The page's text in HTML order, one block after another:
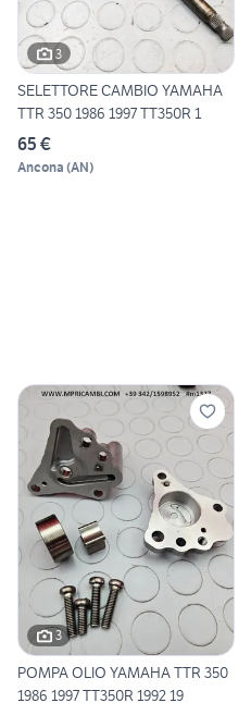
3
SELETTORE CAMBIO YAMAHA
TTR 350 1986 1997 TT350R 1
65 €
Ancona (AN)
3
POMPA OLIO YAMAHA TTR 350
1986 1997 TT350R 1992 19